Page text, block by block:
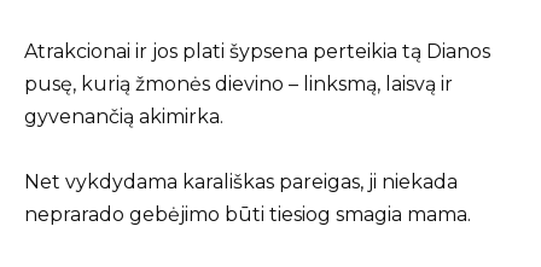
Atrakcionai ir jos plati šypsena perteikia tą Dianos
pusę, kurią žmonės dievino – linksmą, laisvą ir
gyvenančią akimirka.
Net vykdydama karališkas pareigas, ji niekada
neprarado gebėjimo būti tiesiog smagia mama.